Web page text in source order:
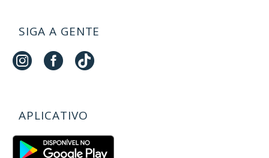
SIGA A GENTE
APLICATIVO